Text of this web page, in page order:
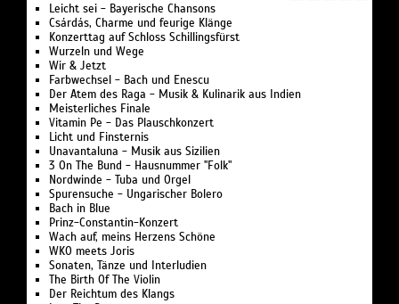
Leicht sei - Bayerische Chansons
Csárdás, Charme und feurige Klänge
Konzerttag auf Schloss Schillingsfürst
Wurzeln und Wege
Wir & Jetzt
Farbwechsel - Bach und Enescu
Der Atem des Raga - Musik & Kulinarik aus Indien
Meisterliches Finale
Vitamin Pe - Das Plauschkonzert
Licht und Finsternis
Unavantaluna - Musik aus Sizilien
3 On The Bund - Hausnummer "Folk"
Nordwinde - Tuba und Orgel
Spurensuche - Ungarischer Bolero
Bach in Blue
Prinz-Constantin-Konzert
Wach auf, meins Herzens Schöne
WKO meets Joris
Sonaten, Tänze und Interludien
The Birth Of The Violin
Der Reichtum des Klangs